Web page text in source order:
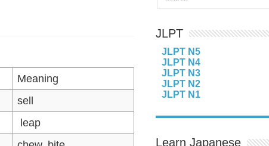
Meaning
sell
leap
JLPT
JLPT N5
JLPT N4
JLPT N3
JLPT N2
JLPT N1
Learn Japanese